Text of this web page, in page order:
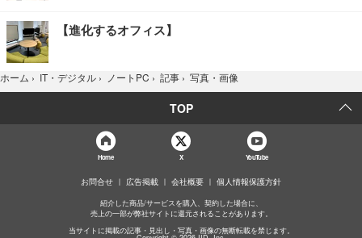
【進化するオフィス】
ホーム › IT・デジタル › ノートPC › 記事 › 写真・画像
TOP
Home X YouTube
お問合せ 広告掲載 会社概要 個人情報保護方針
紹介した商品/サービスを購入、契約した場合に、
売上の一部が弊社サイトに還元されることがあります。
当サイトに掲載の記事・見出し・写真・画像の無断転載を禁じます。